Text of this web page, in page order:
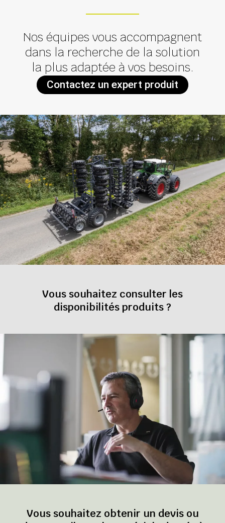
Nos équipes vous accompagnent
dans la recherche de la solution
la plus adaptée à vos besoins.
Contactez un expert produit
Vous souhaitez consulter les
disponibilités produits ?
Vous souhaitez obtenir un devis ou